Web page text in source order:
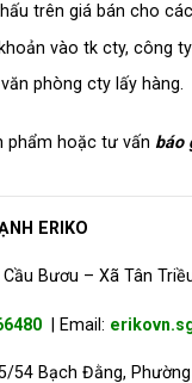
trên giá bán cho
vào tk cty, công
phòng cty lấy hàng.
phẩm hoặc tư vấn báo
ERIKO
Bươu – Xã Tân
| Email:
54 Bạch Đằng, Phường